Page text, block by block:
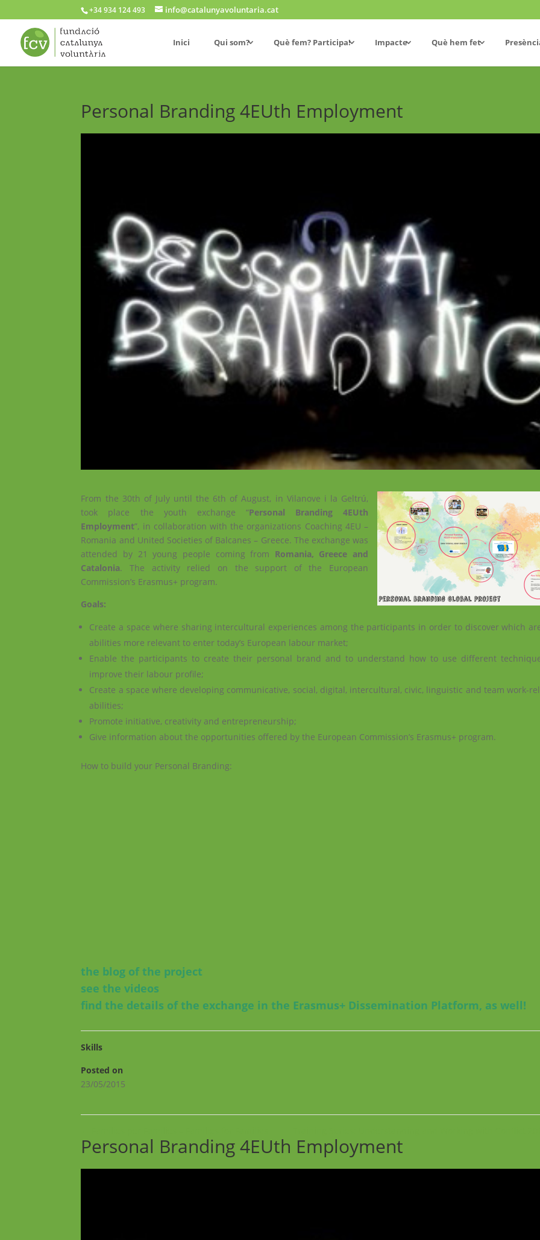
+34 934 124 493 info@catalunyavoluntaria.cat
Inici Qui som? Què fem? Participa! Impacte Què hem fet
Personal Branding 4EUth Employment
From the 30th of July until the 6th of August, in Vilanove i la Geltrú,
took place the youth exchange “Personal Branding 4EUth
Employment”, in collaboration with the organizations Coaching 4EU –
Romania and United Societies of Balcanes – Greece. The exchange was
attended by 21 young people coming from Romania, Greece and
Catalonia. The activity relied on the support of the European
Commission’s Erasmus+ program.
Goals:
Create a space where sharing intercultural experiences among the participants in order to discover which
abilities more relevant to enter today’s European labour market;
Enable the participants to create their personal brand and to understand how to use different
improve their labour profile;
Create a space where developing communicative, social, digital, intercultural, civic, linguistic and team work-
abilities;
Promote initiative, creativity and entrepreneurship;
Give information about the opportunities offered by the European Commission’s Erasmus+ program.
How to build your Personal Branding:
the blog of the project
see the videos
find the details of the exchange in the Erasmus+ Dissemination Platform, as well!
Skills
Posted on
23/05/2015
Personal Branding 4EUth Employment